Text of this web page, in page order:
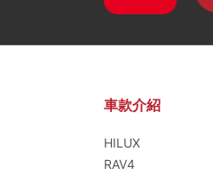
車款介紹
HILUX
RAV4